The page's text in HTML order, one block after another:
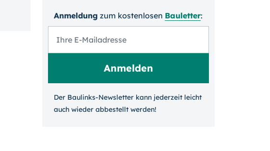
Anmeldung zum kosten­losen Bauletter:
Der Baulinks-Newsletter kann jeder­zeit leicht
auch wieder ab­bestellt werden!